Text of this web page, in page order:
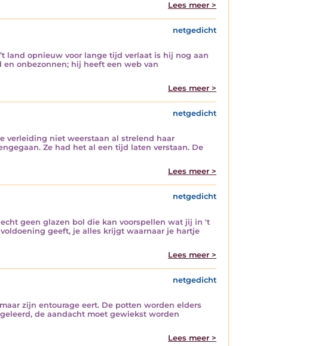
Lees meer >
netgedicht
land opnieuw voor lange tijd verlaat is hij nog aan
onbezonnen; hij heeft een web van
Lees meer >
netgedicht
verleiding niet weerstaan al strelend haar
Ze had het al een tijd laten verstaan. De
Lees meer >
netgedicht
geen glazen bol die kan voorspellen wat jij in 't
geeft, je alles krijgt waarnaar je hartje
Lees meer >
netgedicht
zijn entourage eert. De potten worden elders
de aandacht moet gewiekst worden
Lees meer >